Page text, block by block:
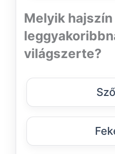
Melyik
világszerte?